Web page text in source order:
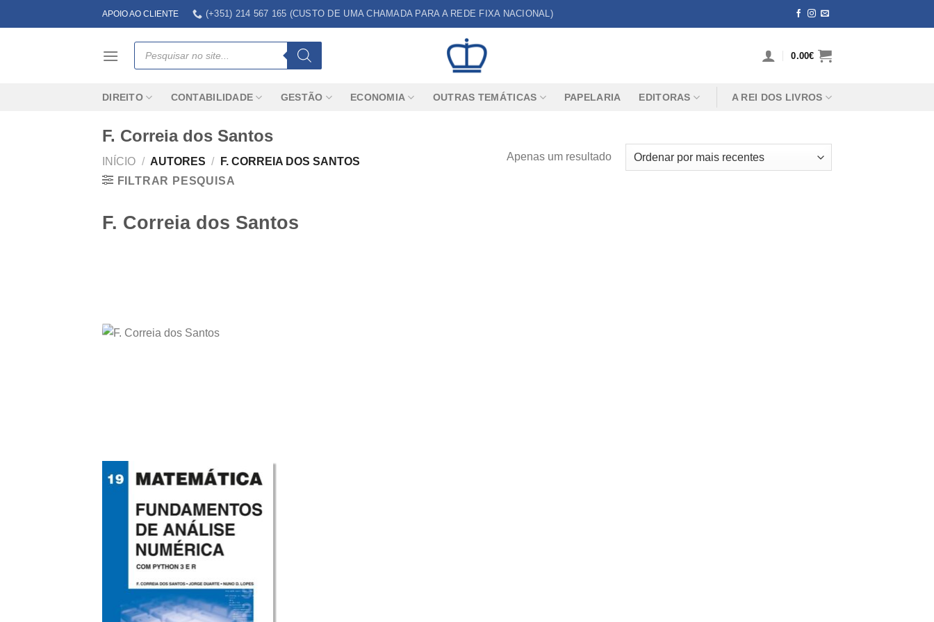
to
APOIO AO CLIENTE (+351) 214 567 165 (CUSTO DE UMA CHAMADA PARA A REDE FIXA NACIONAL)
Products
search
0.00€
DIREITO CONTABILIDADE GESTÃO ECONOMIA OUTRAS TEMÁTICAS PAPELARIA EDITORAS A REI DOS LIVROS
F. Correia dos Santos
INÍCIO / AUTORES /
F. CORREIA DOS SANTOS
FILTRAR PESQUISA
Apenas um resultado
F. Correia dos Santos